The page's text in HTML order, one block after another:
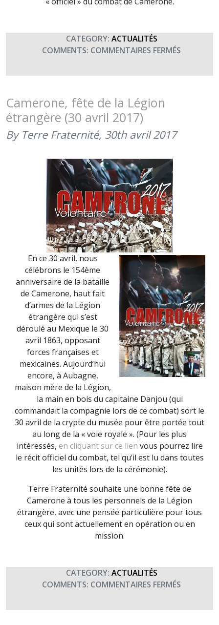
CATEGORY: ACTUALITÉS
COMMENTS: COMMENTAIRES FERMÉS
FÊTE
Camerone, fête de la Légion
étrangère (30 avril 2017)
By Terre Fraternité, 30th avril 2017
En ce 30 avril, nous
célébrons le 154ème
anniversaire de la bataille
de Camerone, haut fait
d’armes de la Légion
étrangère qui s’est
déroulé au Mexique le 30
avril 1863, opposant
forces françaises et
mexicaines. Aujourd’hui
encore, à Aubagne,
maison mère de la Légion,
la main en bois du capitaine Danjou (qui
commandait la compagnie lors de ce combat) sort le
30 avril de la crypte du musée pour être portée tout
au long de la « voie royale ». (Pour les plus
intéressés, en cliquant sur ce lien vous pourrez lire
le récit officiel du combat, tel qu’il est lu dans toutes
les unités lors de la cérémonie).
Terre Fraternité souhaite une bonne fête de
Camerone à tous les personnels de la Légion
étrangère, avec une pensée particulière pour tous
ceux qui sont actuellement en opération ou en
mission.
CATEGORY: ACTUALITÉS
COMMENTS: COMMENTAIRES FERMÉS
FÊTE